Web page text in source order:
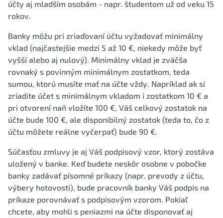
účty aj mladším osobám - napr. študentom už od veku 15
rokov.
Banky môžu pri zriaďovaní účtu vyžadovať minimálny
vklad (najčastejšie medzi 5 až 10 €, niekedy môže byť
vyšší alebo aj nulový). Minimálny vklad je zväčša
rovnaký s povinným minimálnym zostatkom, teda
sumou, ktorú musíte mať na účte vždy. Napríklad ak si
zriadite účet s minimálnym vkladom i zostatkom 10 € a
pri otvorení naň vložíte 100 €, Váš celkový zostatok na
účte bude 100 €, ale disponibilný zostatok (teda to, čo z
účtu môžete reálne vyčerpať) bude 90 €.
Súčasťou zmluvy je aj Váš podpisový vzor, ktorý zostáva
uložený v banke. Keď budete neskôr osobne v pobočke
banky zadávať písomné príkazy (napr. prevody z účtu,
výbery hotovosti), bude pracovník banky Váš podpis na
príkaze porovnávať s podpisovým vzorom. Pokiaľ
chcete, aby mohli s peniazmi na účte disponovať aj